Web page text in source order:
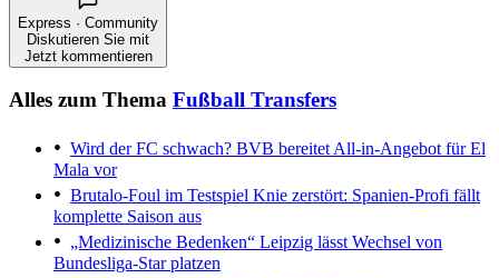
Express · Community
Diskutieren Sie mit
Jetzt kommentieren
Alles zum Thema Fußball Transfers
Wird der FC schwach? BVB bereitet All-in-Angebot für El
Mala vor
Brutalo-Foul im Testspiel Knie zerstört: Spanien-Profi fällt
komplette Saison aus
„Medizinische Bedenken“ Leipzig lässt Wechsel von
Bundesliga-Star platzen